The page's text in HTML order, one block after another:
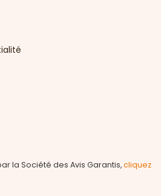
la Société des Avis Garantis,cliquez